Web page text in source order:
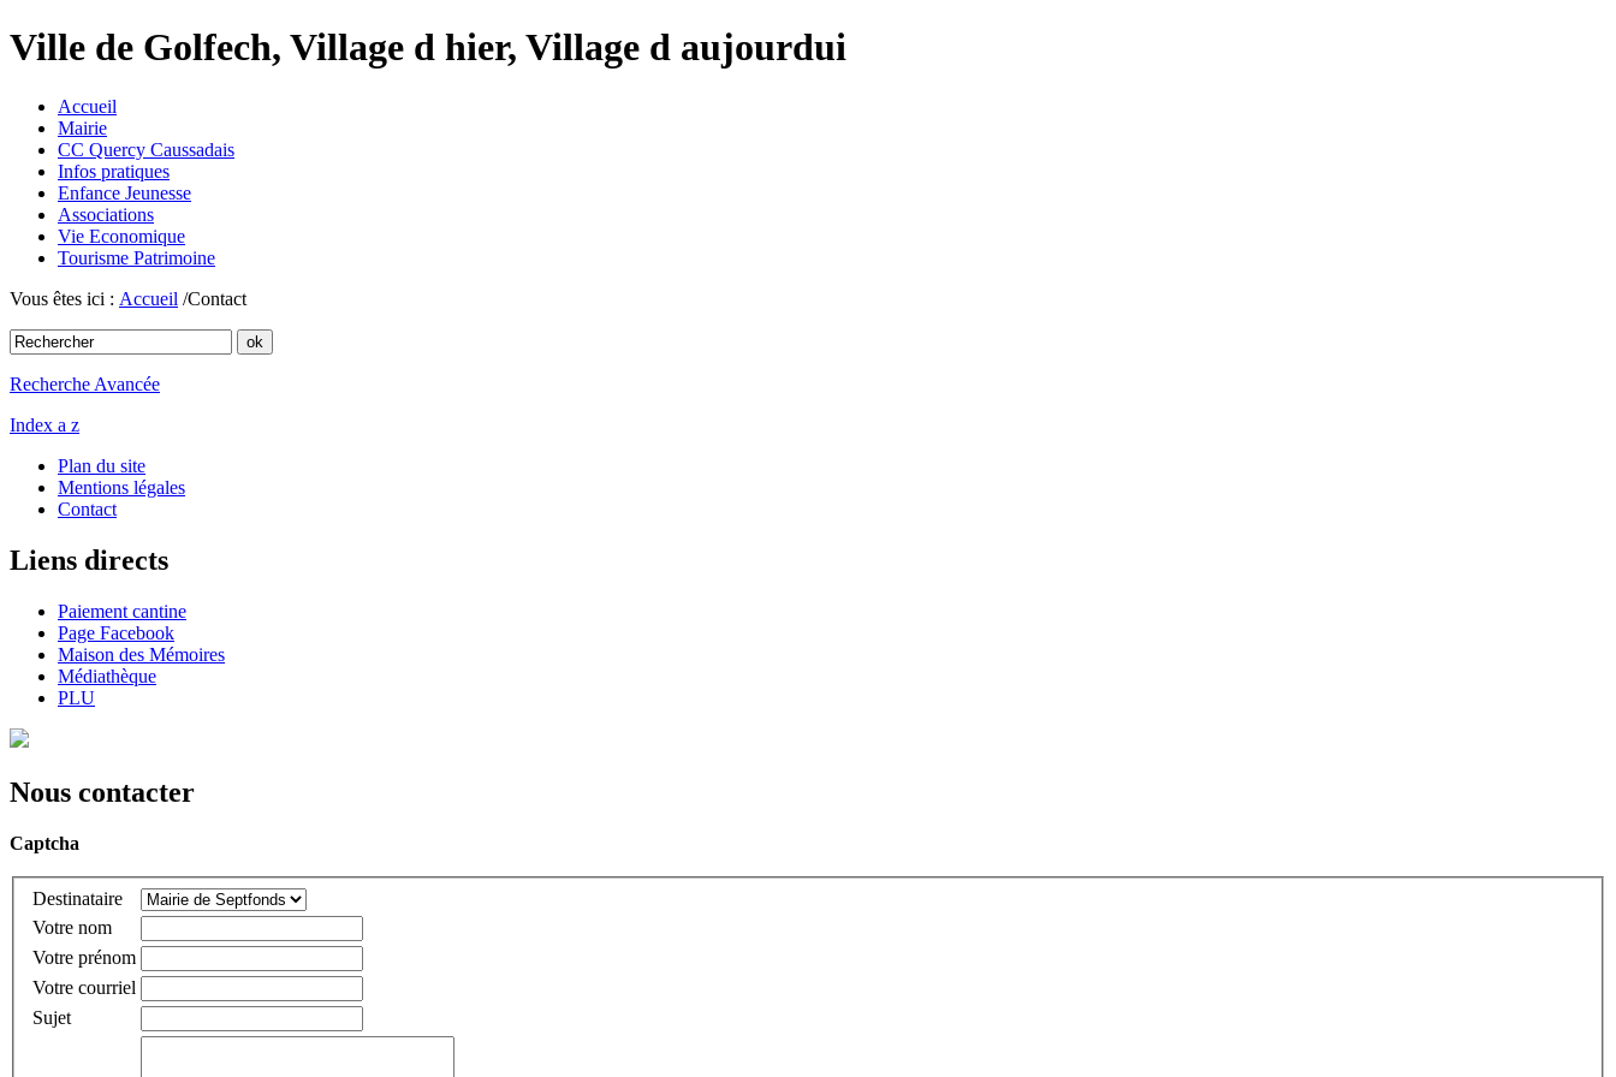
Ville de Golfech, Village d hier, Village d aujourdui
Accueil
Mairie
CC Quercy Caussadais
Infos pratiques
Enfance Jeunesse
Associations
Vie Economique
Tourisme Patrimoine
Vous êtes ici : Accueil /Contact
Recherche Avancée
Index a z
Plan du site
Mentions légales
Contact
Liens directs
Paiement cantine
Page Facebook
Maison des Mémoires
Médiathèque
PLU
Nous contacter
Captcha
Destinataire
Votre nom
Votre prénom
Votre courriel
Sujet